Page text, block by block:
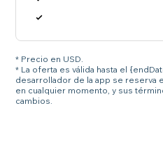
* Precio en USD.
* La oferta es válida hasta el
desarrollador de la app se reserva
en cualquier momento, y sus
cambios.